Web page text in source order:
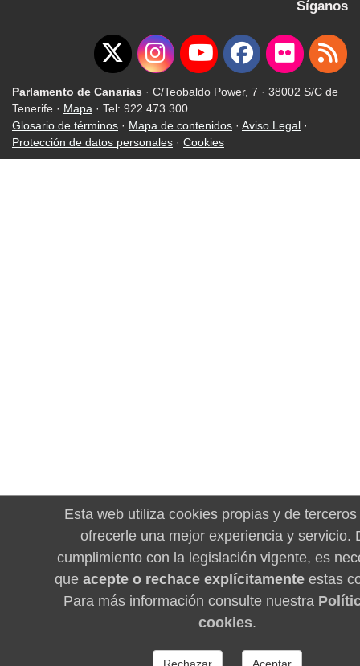
Síganos
Parlamento de Canarias · C/Teobaldo Power, 7 · 38002 S/C de
Tenerife · Mapa · Tel: 922 473 300
Glosario de términos · Mapa de contenidos · Aviso Legal ·
Protección de datos personales · Cookies
Esta web utiliza cookies propias y de
ofrecerle una mejor experiencia y servicio.
cumplimiento con la legislación vigente, es
que acepte o rechace explícitamenteestas
Para más información consulte nuestra
cookies.